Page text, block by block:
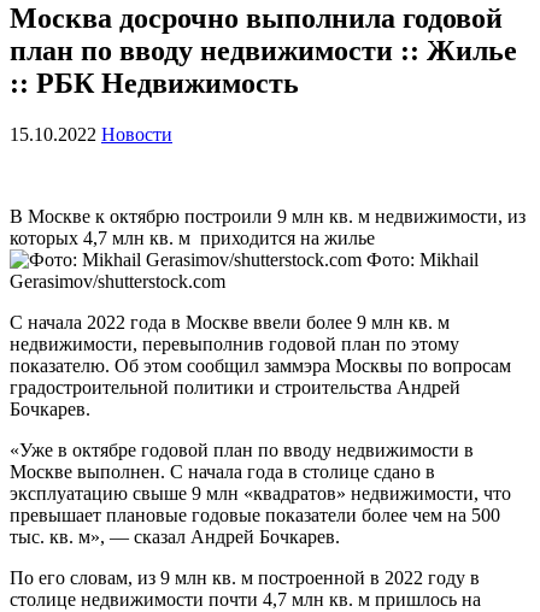
Москва досрочно выполнила годовой
план по вводу недвижимости :: Жилье
:: РБК Недвижимость
15.10.2022 Новости
В Москве к октябрю построили 9 млн кв. м недвижимости, из
которых 4,7 млн кв. м приходится на жилье
Фото: Mikhail
Gerasimov/shutterstock.com
С начала 2022 года в Москве ввели более 9 млн кв. м
недвижимости, перевыполнив годовой план по этому
показателю. Об этом сообщил заммэра Москвы по вопросам
градостроительной политики и строительства Андрей
Бочкарев.
«Уже в октябре годовой план по вводу недвижимости в
Москве выполнен. С начала года в столице сдано в
эксплуатацию свыше 9 млн «квадратов» недвижимости, что
превышает плановые годовые показатели более чем на 500
тыс. кв. м», — сказал Андрей Бочкарев.
По его словам, из 9 млн кв. м построенной в 2022 году в
столице недвижимости почти 4,7 млн кв. м пришлось на